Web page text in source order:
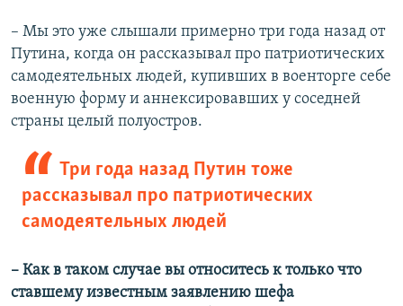
– Мы это уже слышали примерно три года назад от
Путина, когда он рассказывал про патриотических
самодеятельных людей, купивших в военторге себе
военную форму и аннексировавших у соседней
страны целый полуостров.
Три года назад Путин тоже
рассказывал про патриотических
самодеятельных людей
– Как в таком случае вы относитесь к только что
ставшему известным заявлению шефа